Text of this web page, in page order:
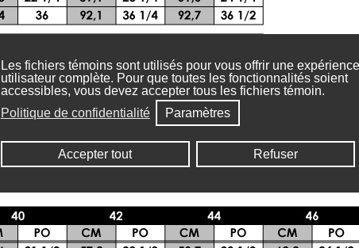
Les fichiers témoins sont utilisés pour vous offrir une expérience
utilisateur complète. Pour que toutes les fonctionnalités soient
accessibles, vous devez accepter tous les fichiers témoin.
Politique de confidentialité
Paramètres
Accepter tout Refuser